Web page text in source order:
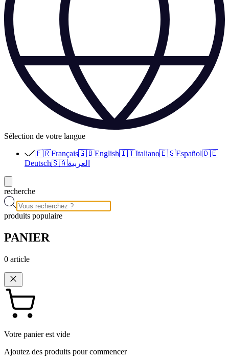
Sélection de votre langue
🇫🇷Français🇬🇧English🇮🇹Italiano🇪🇸Español🇩🇪
Deutsch🇸🇦العربية
recherche
produits populaire
PANIER
0 article
Votre panier est vide
Ajoutez des produits pour commencer